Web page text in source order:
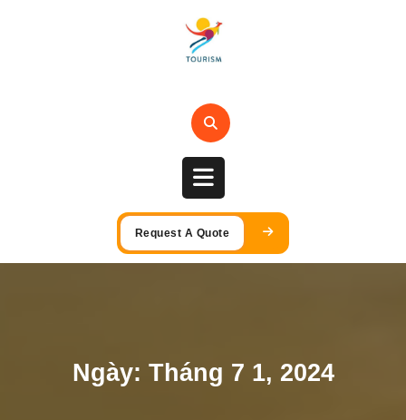
Open
Button
Request A Quote
Ngày: Tháng 7 1, 2024